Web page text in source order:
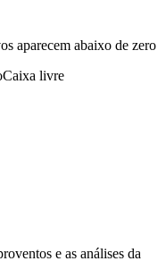
aparecem abaixo de zero
Caixa livre
e as análises da